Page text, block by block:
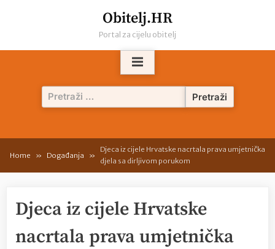
Obitelj.HR
Portal za cijelu obitelj
Pretraži:
Home Događanja
Djeca iz cijele Hrvatske nacrtala prava umjetnička
djela sa dirljivom porukom
Djeca iz cijele Hrvatske
nacrtala prava umjetnička